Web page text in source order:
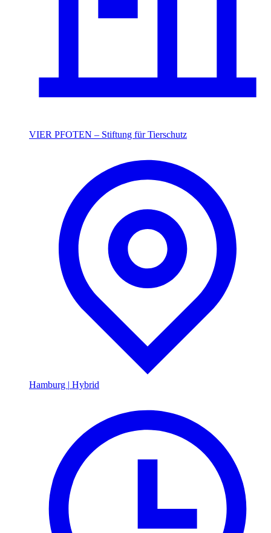
VIER PFOTEN – Stiftung für Tierschutz
Hamburg | Hybrid